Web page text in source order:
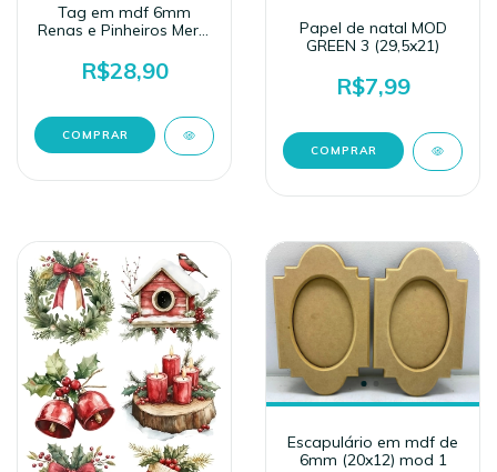
Tag em mdf 6mm
Renas e Pinheiros Merry
R$28,90
Papel de natal MOD
GREEN 3 (29,5x21)
R$7,99
Escapulário em mdf de
6mm (20x12) mod 1